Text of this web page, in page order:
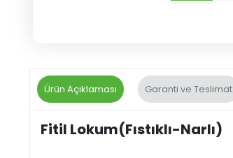
Ürün Açıklaması Garanti ve Teslimat
Fitil Lokum(Fıstıklı-Narlı)